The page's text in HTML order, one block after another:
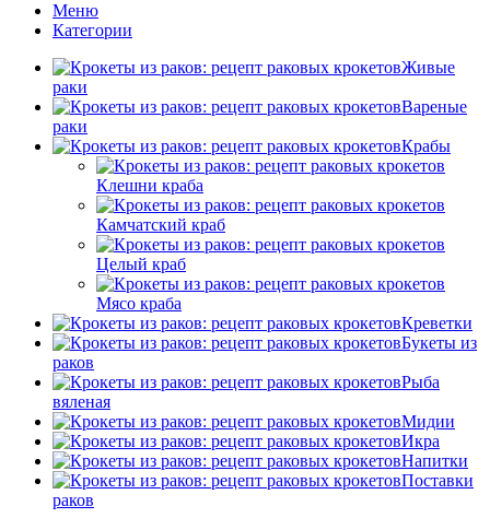
Меню
Категории
Живые
раки
Вареные
раки
Крабы
Клешни краба
Камчатский краб
Целый краб
Мясо краба
Креветки
Букеты из
раков
Рыба
вяленая
Мидии
Икра
Напитки
Поставки
раков